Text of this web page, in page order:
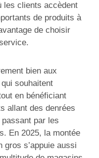
les clients accèdent
de produits à
de choisir
bien aux
souhaitent
en bénéficiant
allant des denrées
par les
En 2025, la montée
s’appuie aussi